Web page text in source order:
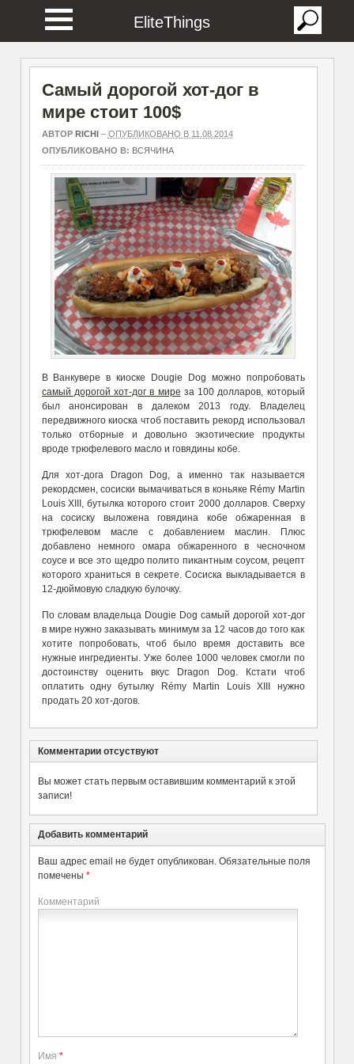
EliteThings
Самый дорогой хот-дог в
мире стоит 100$
АВТОР RICHI– ОПУБЛИКОВАНО В 11.08.2014
ОПУБЛИКОВАНО В: ВСЯЧИНА
В Ванкувере в киоске Dougie Dog можно попробовать
самый дорогой хот-дог в мире за 100 долларов, который
был анонсирован в далеком 2013 году. Владелец
передвижного киоска чтоб поставить рекорд использовал
только отборные и довольно экзотические продукты
вроде трюфелевого масло и говядины кобе.
Для хот-дога Dragon Dog, а именно так называется
рекордсмен, сосиски вымачиваться в коньяке Rémy Martin
Louis XIII, бутылка которого стоит 2000 долларов. Сверху
на сосиску выложена говядина кобе обжаренная в
трюфелевом масле с добавлением маслин. Плюс
добавлено немного омара обжаренного в чесночном
соусе и все это щедро полито пикантным соусом, рецепт
которого храниться в секрете. Сосиска выкладывается в
12-дюймовую сладкую булочку.
По словам владельца Dougie Dog самый дорогой хот-дог
в мире нужно заказывать минимум за 12 часов до того как
хотите попробовать, чтоб было время доставить все
нужные ингредиенты. Уже более 1000 человек смогли по
достоинству оценить вкус Dragon Dog. Кстати чтоб
оплатить одну бутылку Rémy Martin Louis XIII нужно
продать 20 хот-догов.
Комментарии отсуствуют
Вы может стать первым оставившим комментарий к этой
записи!
Добавить комментарий
Ваш адрес email не будет опубликован. Обязательные поля
помечены *
Комментарий
Имя *